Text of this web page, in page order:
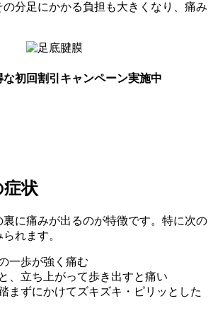
分足にかかる負担も大きくなり、痛み
な初回割引キャンペーン実施中
症状
裏に痛みが出るのが特徴です。特に次の
れます。
一歩が強く痛む
、立ち上がって歩き出すと痛い
まずにかけてズキズキ・ピリッとした